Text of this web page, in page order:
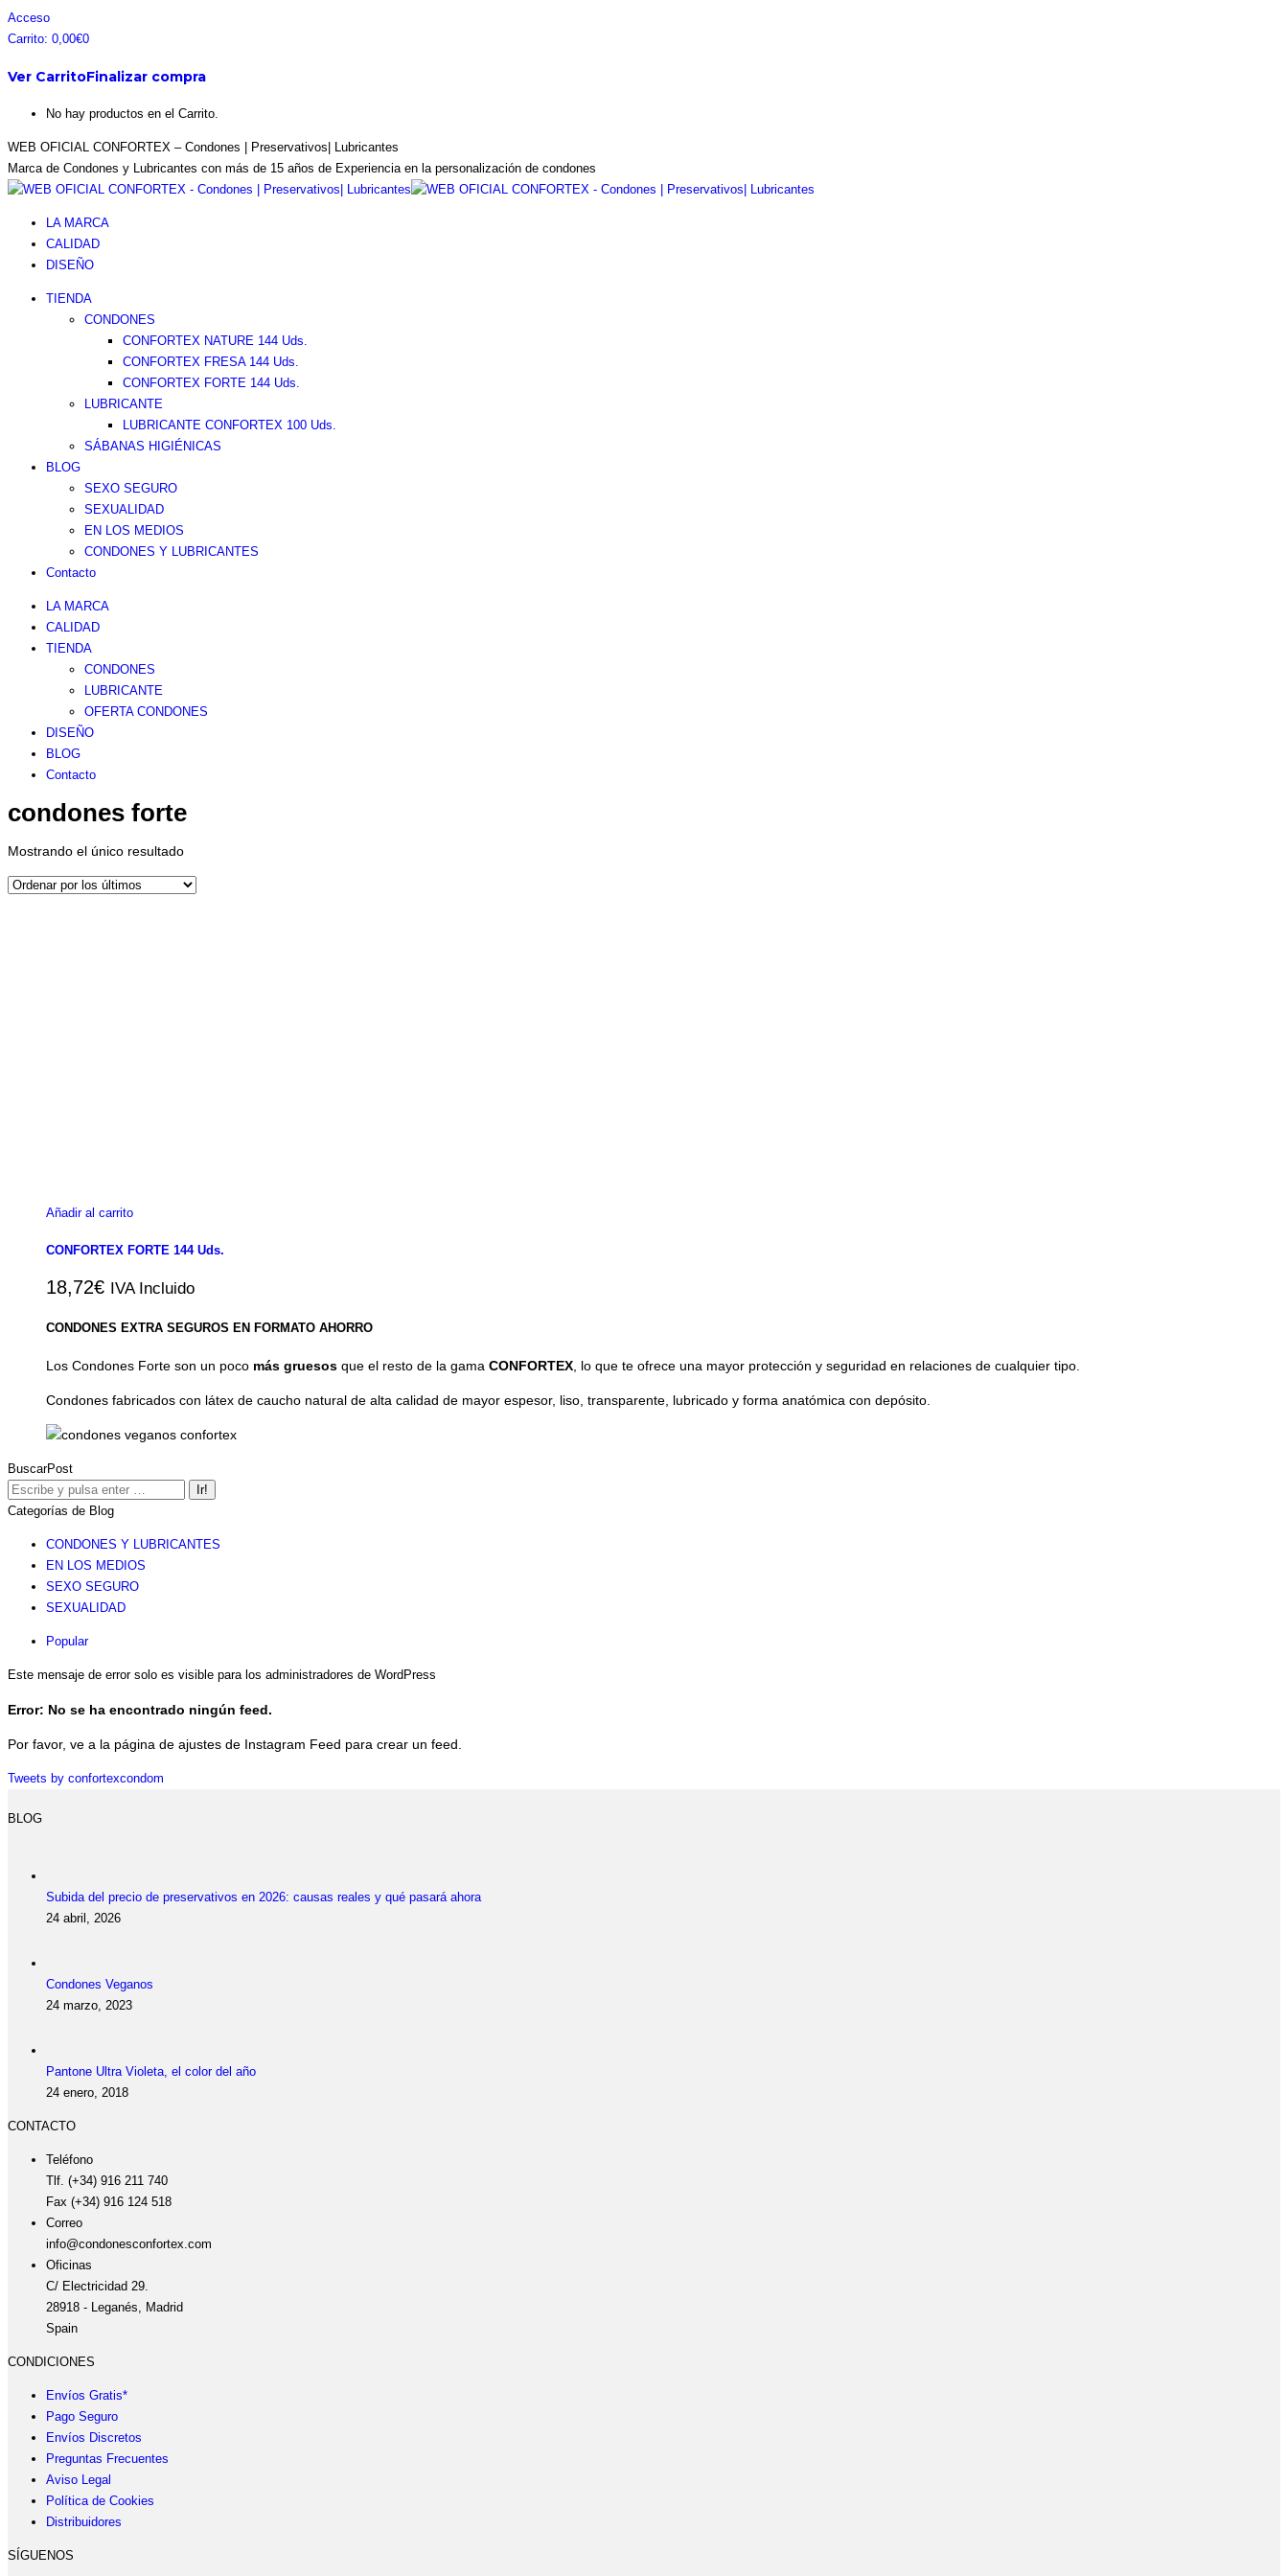
Saltar
al
Facebook
page
in
Instagram
page
in
Pinterest
page
in
Twitter
page
in
Acceso
Carrito: 0,00€0
Ver CarritoFinalizar compra
No hay productos en el Carrito.
WEB OFICIAL CONFORTEX – Condones | Preservativos| Lubricantes
Marca de Condones y Lubricantes con más de 15 años de Experiencia en la personalización de condones
LA MARCA
CALIDAD
DISEÑO
TIENDA
CONDONES
CONFORTEX NATURE 144 Uds.
CONFORTEX FRESA 144 Uds.
CONFORTEX FORTE 144 Uds.
LUBRICANTE
LUBRICANTE CONFORTEX 100 Uds.
SÁBANAS HIGIÉNICAS
BLOG
SEXO SEGURO
SEXUALIDAD
EN LOS MEDIOS
CONDONES Y LUBRICANTES
Contacto
LA MARCA
CALIDAD
TIENDA
CONDONES
LUBRICANTE
OFERTA CONDONES
DISEÑO
BLOG
Contacto
condones forte
Mostrando el único resultado
Añadir al carrito
CONFORTEX FORTE 144 Uds.
18,72€ IVA Incluido
CONDONES EXTRA SEGUROS EN FORMATO AHORRO
Los Condones Forte son un poco más gruesos que el resto de la gama CONFORTEX , lo que te ofrece una mayor protección y seguridad en relaciones de cualquier tipo.
Condones fabricados con látex de caucho natural de alta calidad de mayor espesor, liso, transparente, lubricado y forma anatómica con depósito.
BuscarPost
Buscar:
Categorías de Blog
CONDONES Y LUBRICANTES
EN LOS MEDIOS
SEXO SEGURO
SEXUALIDAD
Popular
Este mensaje de error solo es visible para los administradores de WordPress
Error: No se ha encontrado ningún feed.
Por favor, ve a la página de ajustes de Instagram Feed para crear un feed.
Tweets by confortexcondom
BLOG
Subida del precio de preservativos en 2026: causas reales y qué pasará ahora
24 abril, 2026
Condones Veganos
24 marzo, 2023
Pantone Ultra Violeta, el color del año
24 enero, 2018
CONTACTO
Teléfono
Tlf. (+34) 916 211 740
Fax (+34) 916 124 518
Correo
info@condonesconfortex.com
Oficinas
C/ Electricidad 29.
28918 - Leganés, Madrid
Spain
CONDICIONES
Envíos Gratis*
Pago Seguro
Envíos Discretos
Preguntas Frecuentes
Aviso Legal
Política de Cookies
Distribuidores
SÍGUENOS